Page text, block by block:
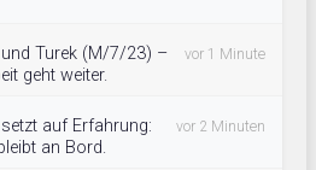
Turek (M/7/23) –
geht weiter.
vor 1 Minute
auf Erfahrung:
an Bord.
vor 2 Minuten